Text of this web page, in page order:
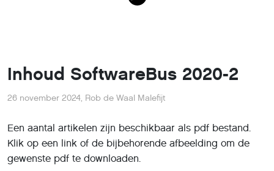
Inhoud SoftwareBus 2020-2
26 november 2024, Rob de Waal Malefijt
Een aantal artikelen zijn beschikbaar als pdf bestand.
Klik op een link of de bijbehorende afbeelding om de
gewenste pdf te downloaden.